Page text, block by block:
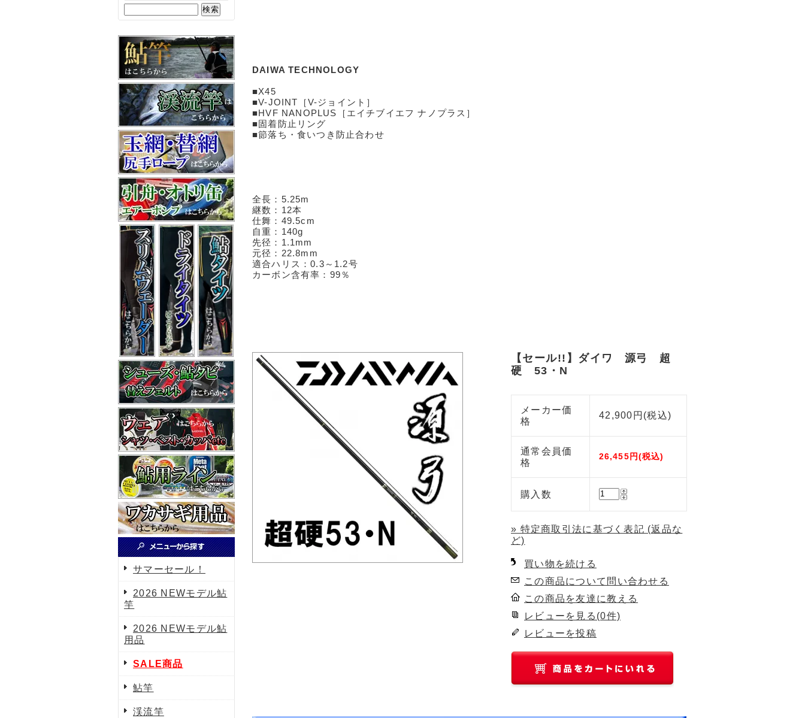
サマーセール！
2026 NEWモデル鮎
竿
2026 NEWモデル鮎
用品
SALE商品
鮎竿
渓流竿
DAIWA TECHNOLOGY
■X45
■V-JOINT［V-ジョイント］
■HVF NANOPLUS［エイチブイエフ ナノプラス］
■固着防止リング
■節落ち・食いつき防止合わせ
全長：5.25m
継数：12本
仕舞：49.5cm
自重：140g
先径：1.1mm
元径：22.8mm
適合ハリス：0.3～1.2号
カーボン含有率：99％
【セール!!】ダイワ 源弓 超
硬 53・N
メーカー価
格
42,900円(税込)
通常会員価
格
26,455円(税込)
購入数
» 特定商取引法に基づく表記 (返品な
ど)
買い物を続ける
この商品について問い合わせる
この商品を友達に教える
レビューを見る(0件)
レビューを投稿